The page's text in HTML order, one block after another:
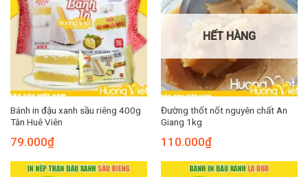
Bánh in đậu xanh sầu riêng 400g
Tân Huê Viên
79.000₫
HẾT HÀNG
Đường thốt nốt nguyên chất An
Giang 1kg
110.000₫